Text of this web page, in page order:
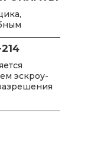
эскроу-